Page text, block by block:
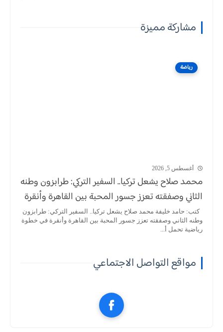
مشاركة مميزة
رياضة
أغسطس 5, 2026
محمد صلاح يشعل تركيا.. السفير التركي: طرابزون وطنه
الثاني وصفقته تعزز جسور المحبة بين القاهرة وأنقرة
كتب: حامد خليفة محمد صلاح يشعل تركيا.. السفير التركي: طرابزون
وطنه الثاني وصفقته تعزز جسور المحبة بين القاهرة وأنقرة في خطوة
رياضية تحمل أ...
مواقع التواصل الاجتماعي